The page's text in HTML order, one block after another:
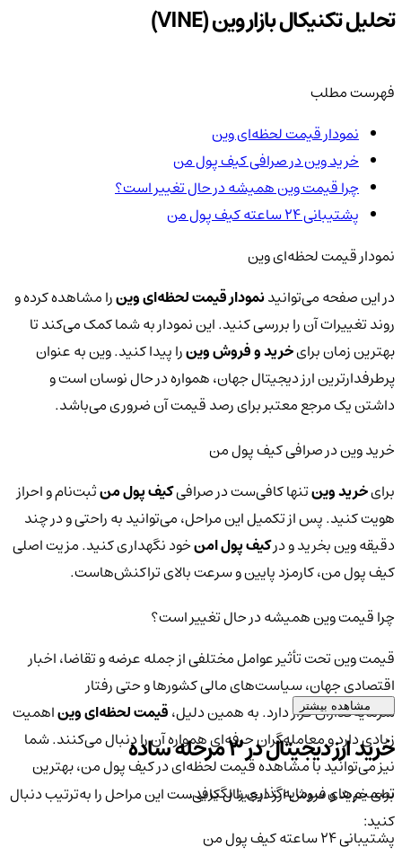
تحلیل تکنیکال بازار وین (VINE)
فهرست مطلب
نمودار قیمت لحظه‌ای وین
خرید وین در صرافی کیف پول من
چرا قیمت وین همیشه در حال تغییر است؟
پشتیبانی ۲۴ ساعته کیف پول من
نمودار قیمت لحظه‌ای وین
در این صفحه می‌توانیدنمودار قیمت لحظه‌ای وینرا مشاهده کرده و
روند تغییرات آن را بررسی کنید. این نمودار به شما کمک می‌کند تا
بهترین زمان برایخرید و فروش وینرا پیدا کنید. وین به عنوان
پرطرفدارترین ارز دیجیتال جهان، همواره در حال نوسان است و
داشتن یک مرجع معتبر برای رصد قیمت آن ضروری می‌باشد.
خرید وین در صرافی کیف پول من
برایخرید وینتنها کافی‌ست در صرافیکیف پول منثبت‌نام و احراز
هویت کنید. پس از تکمیل این مراحل، می‌توانید به راحتی و در چند
دقیقه وین بخرید و درکیف پول امنخود نگهداری کنید. مزیت اصلی
کیف پول من، کارمزد پایین و سرعت بالای تراکنش‌هاست.
چرا قیمت وین همیشه در حال تغییر است؟
قیمت وین تحت تأثیر عوامل مختلفی از جمله عرضه و تقاضا، اخبار
اقتصادی جهان، سیاست‌های مالی کشورها و حتی رفتار
سرمایه‌گذاران قرار دارد. به همین دلیل،قیمت لحظه‌ای ویناهمیت
زیادی دارد و معامله‌گران حرفه‌ای همواره آن را دنبال می‌کنند. شما
نیز می‌توانید با مشاهده قیمت لحظه‌ای در کیف پول من، بهترین
تصمیم‌های سرمایه‌گذاری را بگیرید.
پشتیبانی ۲۴ ساعته کیف پول من
مشاهده بیشتر
خرید ارز دیجیتال در 3 مرحله ساده
برای خرید و فروش ارز دیجیتال کافی‌ست این مراحل را به‌ترتیب دنبال
کنید: